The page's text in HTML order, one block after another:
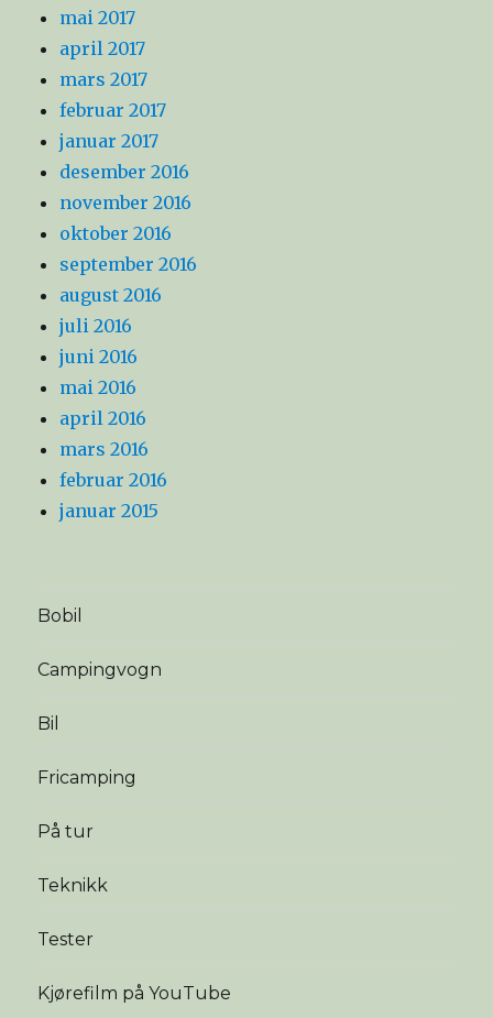
mai 2017
april 2017
mars 2017
februar 2017
januar 2017
desember 2016
november 2016
oktober 2016
september 2016
august 2016
juli 2016
juni 2016
mai 2016
april 2016
mars 2016
februar 2016
januar 2015
Bobil
Campingvogn
Bil
Fricamping
På tur
Teknikk
Tester
Kjørefilm på YouTube